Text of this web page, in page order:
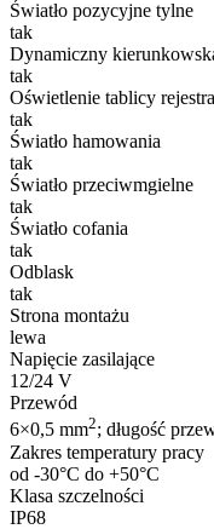
Światło pozycyjne tylne
tak
Dynamiczny
tak
Oświetlenie tablicy
tak
Światło hamowania
tak
Światło przeciwmgielne
tak
Światło cofania
tak
Odblask
tak
Strona montażu
lewa
Napięcie zasilające
12/24 V
Przewód
6×0,5 mm2; długość
Zakres temperatury pracy
od -30°C do +50°C
Klasa szczelności
IP68